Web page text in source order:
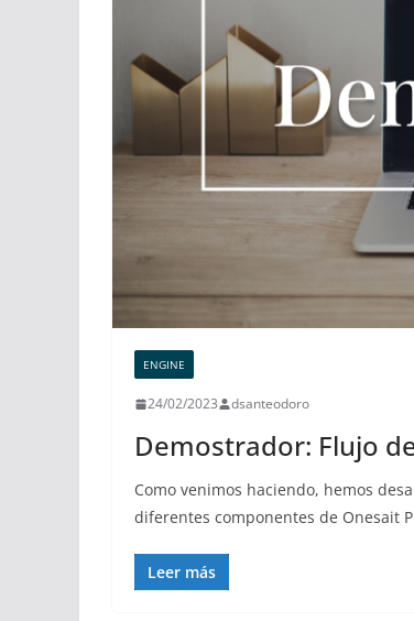
ENGINE
24/02/2023 dsanteodoro
Demostrador: Flujo
Como venimos haciendo, hemos
diferentes componentes de Onesait
Leer más